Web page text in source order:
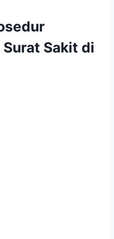
Sakit di